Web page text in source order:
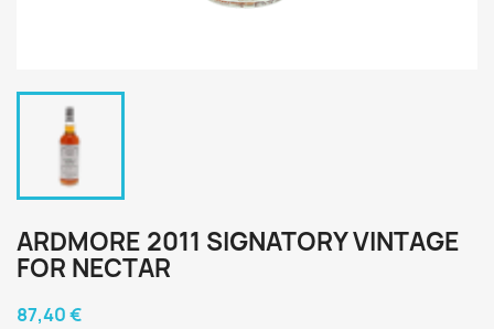
ARDMORE 2011 SIGNATORY VINTAGE
FOR NECTAR
87,40 €